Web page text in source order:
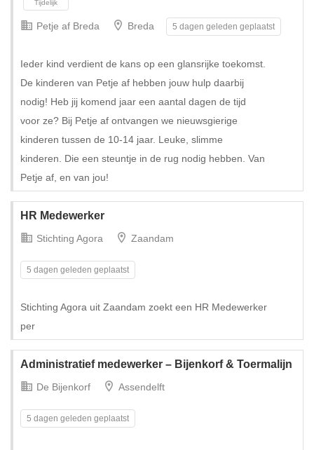
Tijdelijk
Petje af Breda Breda 5 dagen geleden geplaatst
Ieder kind verdient de kans op een glansrijke toekomst.
De kinderen van Petje af hebben jouw hulp daarbij
nodig! Heb jij komend jaar een aantal dagen de tijd
voor ze? Bij Petje af ontvangen we nieuwsgierige
kinderen tussen de 10-14 jaar. Leuke, slimme
kinderen. Die een steuntje in de rug nodig hebben. Van
Petje af, en van jou!
HR Medewerker
Stichting Agora Zaandam
5 dagen geleden geplaatst
Stichting Agora uit Zaandam zoekt een HR Medewerker
per
Administratief medewerker – Bijenkorf & Toermalijn
De Bijenkorf Assendelft
5 dagen geleden geplaatst